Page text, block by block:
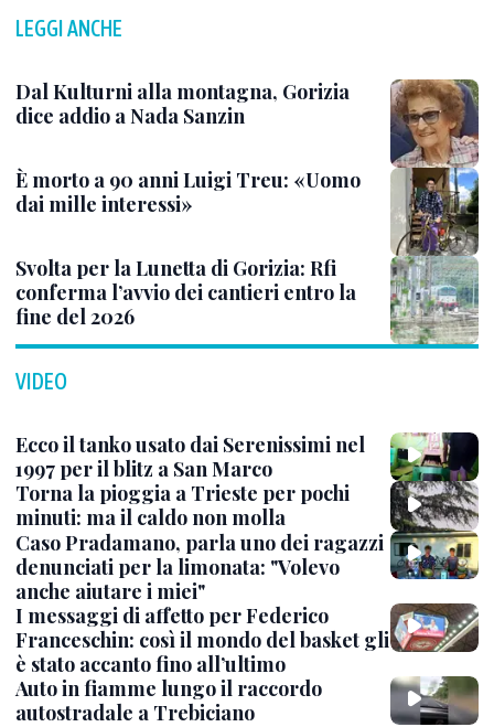
LEGGI ANCHE
Dal Kulturni alla montagna, Gorizia
dice addio a Nada Sanzin
È morto a 90 anni Luigi Treu: «Uomo
dai mille interessi»
Svolta per la Lunetta di Gorizia: Rfi
conferma l’avvio dei cantieri entro la
fine del 2026
VIDEO
Ecco il tanko usato dai Serenissimi nel
1997 per il blitz a San Marco
Torna la pioggia a Trieste per pochi
minuti: ma il caldo non molla
Caso Pradamano, parla uno dei ragazzi
denunciati per la limonata: "Volevo
anche aiutare i miei"
I messaggi di affetto per Federico
Franceschin: così il mondo del basket gli
è stato accanto fino all’ultimo
Auto in fiamme lungo il raccordo
autostradale a Trebiciano